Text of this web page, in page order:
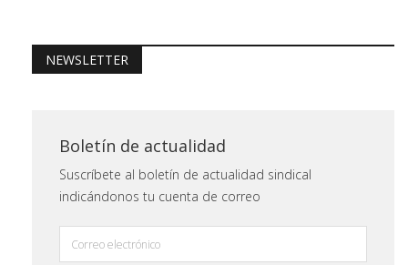
NEWSLETTER
Boletín de actualidad
Suscríbete al boletín de actualidad sindical
indicándonos tu cuenta de correo